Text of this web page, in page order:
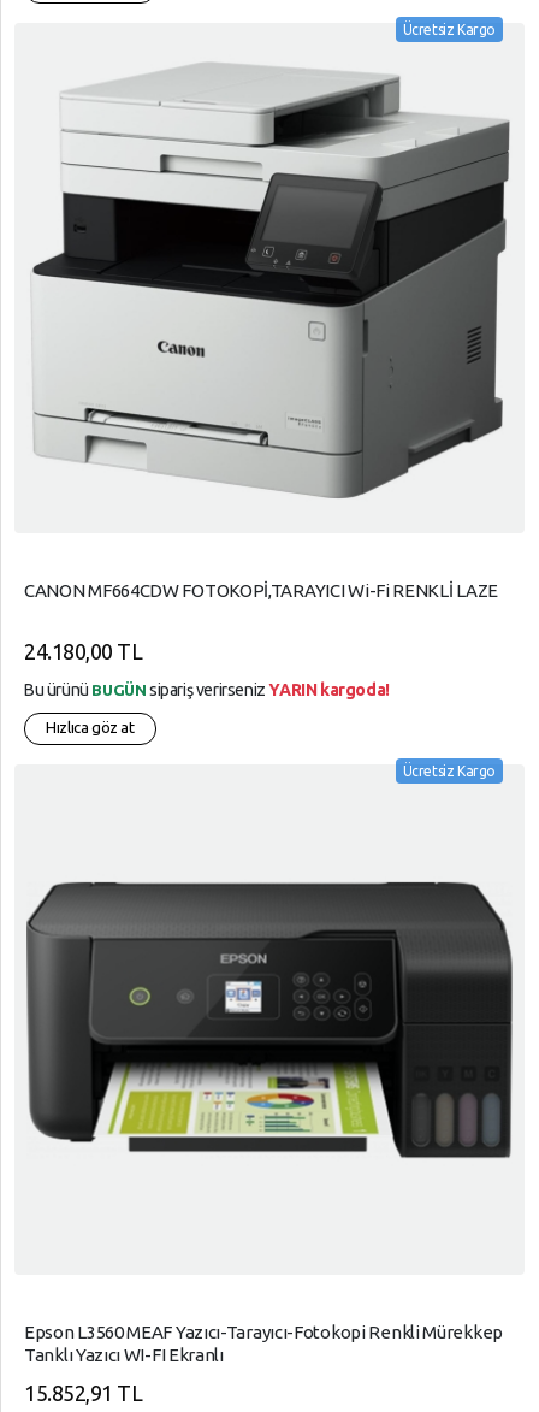
Ücretsiz Kargo
CANON MF664CDW FOTOKOPİ,TARAYICI Wi-Fi RENKLİ LAZE
24.180,00 TL
Bu ürünü BUGÜN sipariş verirsenizYARIN kargoda!
Hızlıca göz at
Ücretsiz Kargo
Epson L3560 MEAF Yazıcı-Tarayıcı-Fotokopi Renkli Mürekkep
Tanklı Yazıcı WI-FI Ekranlı
15.852,91 TL